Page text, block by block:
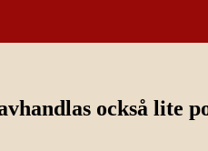
också lite